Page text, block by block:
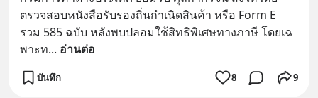
ตรวจสอบหนังสือรับรองถิ่นกำเนิดสินค้า หรือ Form E
รวม 585 ฉบับ หลังพบปลอมใช้สิทธิพิเศษทางภาษี โดยเฉ
พาะท... อ่านต่อ
บันทึก 8 9